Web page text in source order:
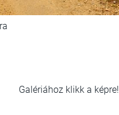
Galériához klikk a képre!